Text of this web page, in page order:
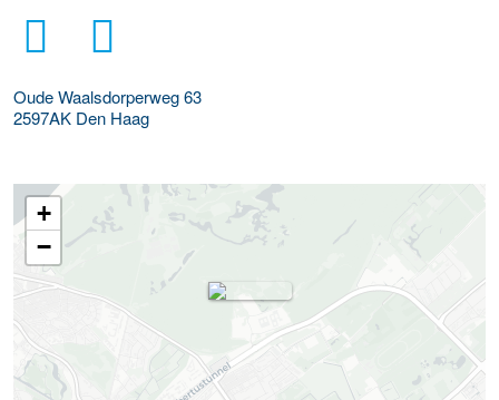
Oude Waalsdorperweg 63
2597AK Den Haag
+
−